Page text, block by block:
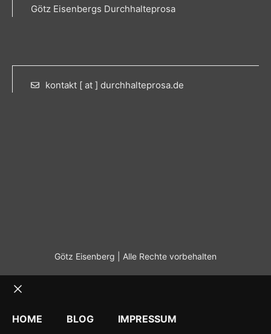
Götz Eisenbergs Durchhalteprosa
kontakt [ at ] durchhalteprosa.de
Götz Eisenberg | Alle Rechte vorbehalten
HOME
BLOG IMPRESSUM